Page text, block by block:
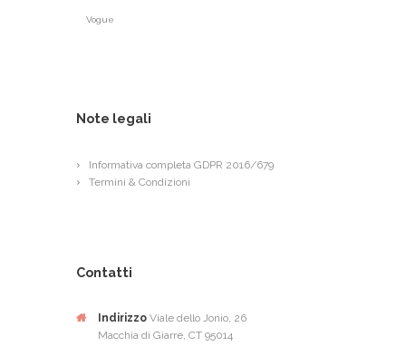
Vogue
Note legali
Informativa completa GDPR 2016/679
Termini & Condizioni
Contatti
Indirizzo Viale dello Jonio, 26
Macchia di Giarre, CT 95014